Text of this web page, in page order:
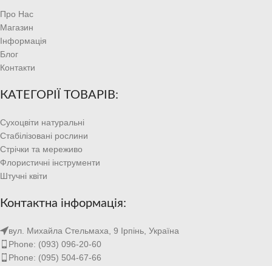
Про Нас
Магазин
Інформація
Блог
Контакти
КАТЕГОРІЇ ТОВАРІВ:
Сухоцвіти натуральні
Стабілізовані рослини
Стрічки та мереживо
Флористичні інструменти
Штучні квіти
Контактна інформація:
вул. Михайла Стельмаха, 9 Ірпінь, Україна
Phone: (093) 096-20-60
Phone: (095) 504-67-66